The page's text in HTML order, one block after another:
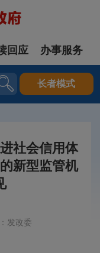
回应 办事服务
长者模式
社会信用体
新型监管机
发改委